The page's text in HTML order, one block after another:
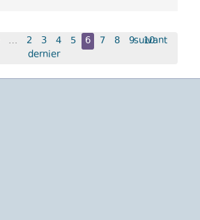
… 2 3 4 5 6 7 8 9 10
suivant
dernier